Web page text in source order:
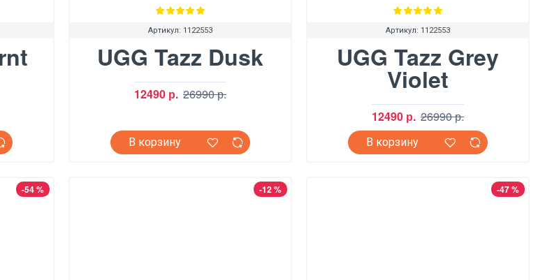
Артикул: 1122553
UGG Tazz Dusk
12490 р. 26990 р.
В корзину
Артикул: 1122553
UGG Tazz Grey
Violet
12490 р. 26990 р.
В корзину
-54 % -12 % -47 %